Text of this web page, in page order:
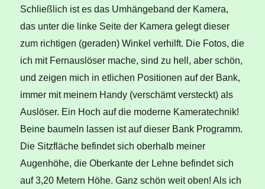
Schließlich ist es das Umhängeband der Kamera,
das unter die linke Seite der Kamera gelegt dieser
zum richtigen (geraden) Winkel verhilft. Die Fotos, die
ich mit Fernauslöser mache, sind zu hell, aber schön,
und zeigen mich in etlichen Positionen auf der Bank,
immer mit meinem Handy (verschämt versteckt) als
Auslöser. Ein Hoch auf die moderne Kameratechnik!
Beine baumeln lassen ist auf dieser Bank Programm.
Die Sitzfläche befindet sich oberhalb meiner
Augenhöhe, die Oberkante der Lehne befindet sich
auf 3,20 Metern Höhe. Ganz schön weit oben! Als ich